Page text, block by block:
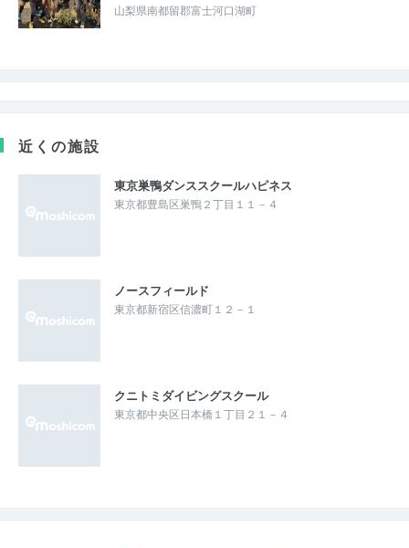
山梨県南都留郡富士河口湖町
近くの施設
東京巣鴨ダンススクールハピネス
東京都豊島区巣鴨２丁目１１－４
ノースフィールド
東京都新宿区信濃町１２－１
クニトミダイビングスクール
東京都中央区日本橋１丁目２１－４